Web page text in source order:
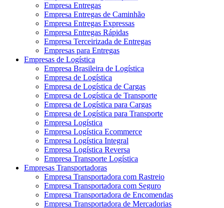
Empresa Entregas
Empresa Entregas de Caminhão
Empresa Entregas Expressas
Empresa Entregas Rápidas
Empresa Terceirizada de Entregas
Empresas para Entregas
Empresas de Logística
Empresa Brasileira de Logística
Empresa de Logística
Empresa de Logística de Cargas
Empresa de Logística de Transporte
Empresa de Logística para Cargas
Empresa de Logística para Transporte
Empresa Logística
Empresa Logística Ecommerce
Empresa Logística Integral
Empresa Logística Reversa
Empresa Transporte Logística
Empresas Transportadoras
Empresa Transportadora com Rastreio
Empresa Transportadora com Seguro
Empresa Transportadora de Encomendas
Empresa Transportadora de Mercadorias